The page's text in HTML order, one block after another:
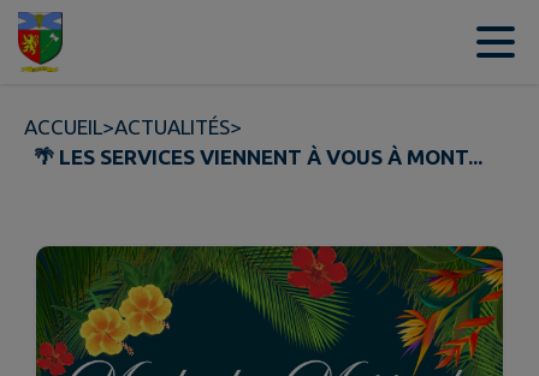
Contenu
ACCUEIL>ACTUALITÉS>
🌴 LES SERVICES VIENNENT À VOUS À MONT...